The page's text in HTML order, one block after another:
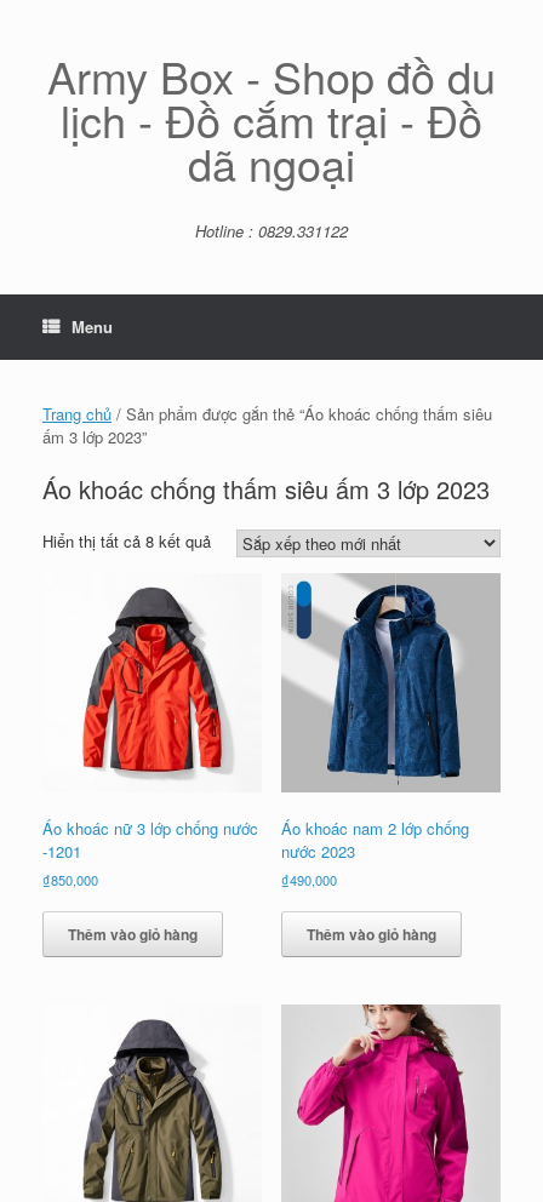
Army Box - Shop đồ du
lịch - Đồ cắm trại - Đồ
dã ngoại
Hotline : 0829.331122
Menu
Trang chủ / Sản phẩm được gắn thẻ “Áo khoác chống thấm siêu
ấm 3 lớp 2023”
Áo khoác chống thấm siêu ấm 3 lớp 2023
Hiển thị tất cả 8 kết quảĐã
Áo khoác nữ 3 lớp chống nước
-1201
₫850,000
Thêm vào giỏ hàng
Áo khoác nam 2 lớp chống
nước 2023
₫490,000
Thêm vào giỏ hàng